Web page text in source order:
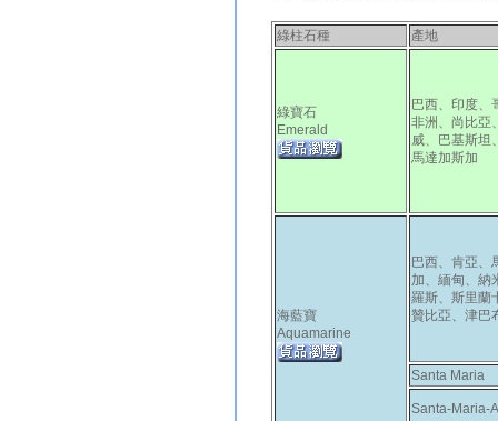
綠柱石種 產地
綠寶石
Emerald
巴西、印度、
非洲、尚比亞
威、巴基斯坦
馬達加斯加
海藍寶
Aquamarine
巴西、肯亞、
加、緬甸、納
羅斯、斯里蘭
贊比亞、津巴
Santa Maria
Santa-Maria-